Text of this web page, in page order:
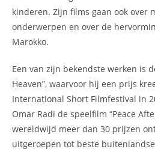
kinderen. Zijn films gaan ook over
onderwerpen en over de
Marokko.
Een van zijn bekendste werken is
Heaven”, waarvoor hij een prijs
International Short Filmfestival in
Omar Radi de speelfilm “Peace
wereldwijd meer dan 30 prijzen
uitgeroepen tot beste